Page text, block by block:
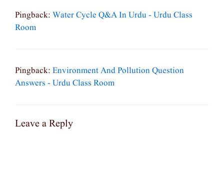
Pingback: Water Cycle Q&a In Urdu - Urdu Class
Room
Pingback: Environment And Pollution Question
Answers - Urdu Class Room
Leave a Reply